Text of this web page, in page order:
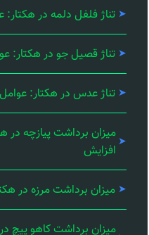
تناژ فلفل دلمه در
تناژ قصیل جو در هکتار:
تناژ عدس در هکتار:
میزان برداشت پیازچه در
افزایش
میزان برداشت مرزه در
میزان برداشت کاهو پیچ